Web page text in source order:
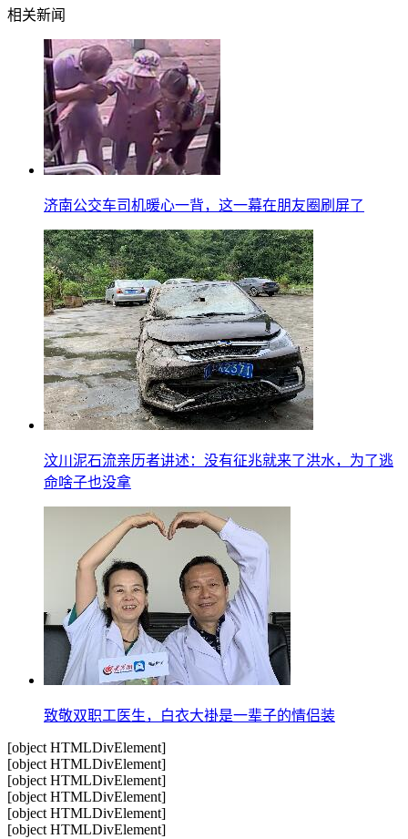
相关新闻
济南公交车司机暖心一背，这一幕在朋友圈刷屏了
汶川泥石流亲历者讲述：没有征兆就来了洪水，为了逃
命啥子也没拿
致敬双职工医生，白衣大褂是一辈子的情侣装
[object HTMLDivElement]
[object HTMLDivElement]
[object HTMLDivElement]
[object HTMLDivElement]
[object HTMLDivElement]
[object HTMLDivElement]